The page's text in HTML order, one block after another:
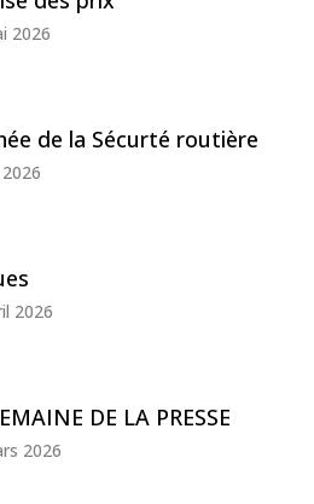
2026
de la Sécurté routière
2026
DE LA PRESSE
2026